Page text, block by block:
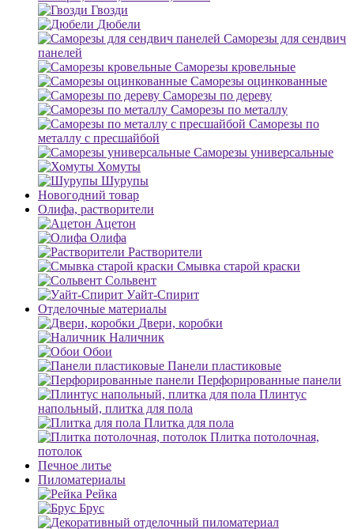
Гвозди
Дюбели
Саморезы для сендвич
панелей
Саморезы кровельные
Саморезы оцинкованные
Саморезы по дереву
Саморезы по металлу
Саморезы по
металлу с пресшайбой
Саморезы универсальные
Хомуты
Шурупы
Новогодний товар
Олифа, растворители
Ацетон
Олифа
Растворители
Смывка старой краски
Сольвент
Уайт-Спирит
Отделочные материалы
Двери, коробки
Наличник
Обои
Панели пластиковые
Перфорированные панели
Плинтус
напольный, плитка для пола
Плитка для пола
Плитка потолочная,
потолок
Печное литье
Пиломатериалы
Рейка
Брус